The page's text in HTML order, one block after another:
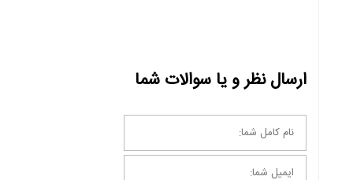
ارسال نظر و یا سوالات شما